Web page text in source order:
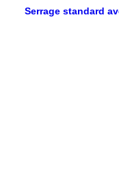
Serrage standard